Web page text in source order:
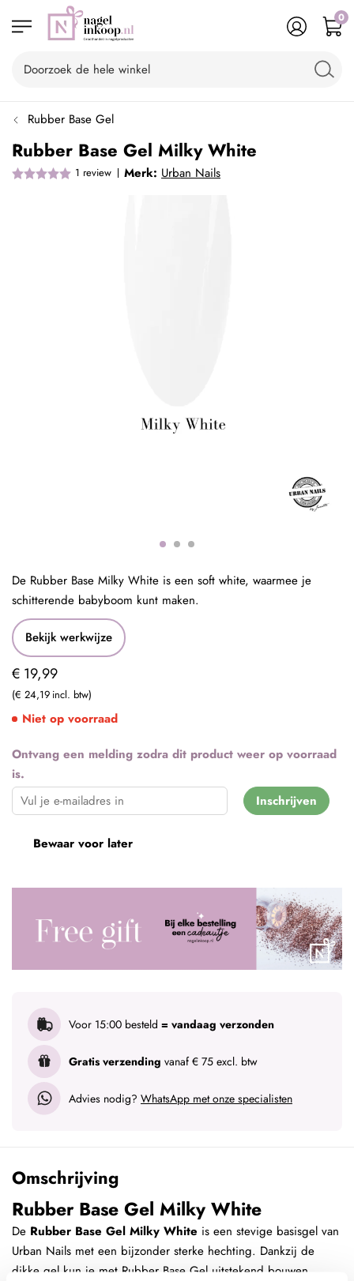
0
Rubber Base Gel
Rubber Base Gel Milky White
1 review Merk: Urban Nails
Bekijk werkwijze
Ontvang een melding zodra dit product weer op voorraad
is.
Inschrijven
€ 19,99
€ 24,19
Bewaar voor later
Voor 15:00 besteld = vandaag verzonden
Gratis verzending vanaf € 75 excl. btw
Advies nodig? WhatsApp met onze specialisten
Niet op voorraad
De Rubber Base Milky White is een soft white, waarmee je
schitterende babyboom kunt maken.
Omschrijving
Rubber Base Gel Milky White
De Rubber Base Gel Milky White is een stevige basisgel van
Urban Nails met een bijzonder sterke hechting. Dankzij de
dikke gel kun je met Rubber Base Gel uitstekend bouwen,